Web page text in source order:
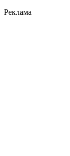
Реклама